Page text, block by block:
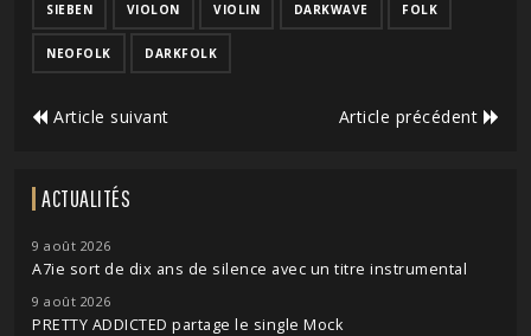
SIEBEN VIOLON VIOLIN DARKWAVE FOLK
NEOFOLK DARKFOLK
Article suivant Article précédent
ACTUALITÉS
9 août 2026
A7ie sort de dix ans de silence avec un titre instrumental
9 août 2026
PRETTY ADDICTED partage le single Mock